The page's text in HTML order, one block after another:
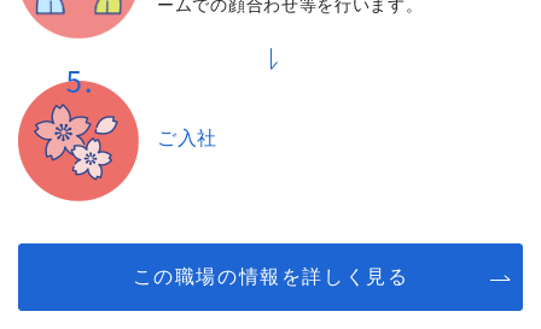
ームでの顔合わせ等を行います。
ご入社
この職場の情報を詳しく見る